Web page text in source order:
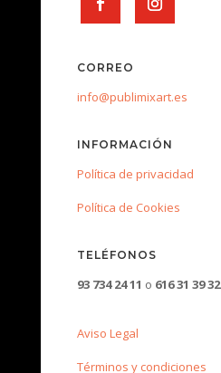
CORREO
info@publimixart.es
INFORMACIÓN
Política de privacidad
Política de Cookies
TELÉFONOS
93 734 24 11 o 616 31 39 32
Aviso Legal
Términos y condiciones